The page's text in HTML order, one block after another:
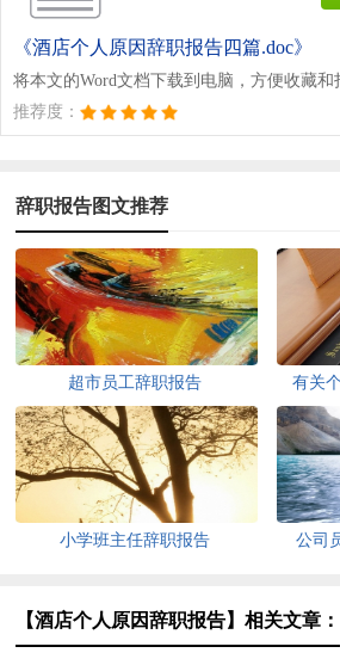
《酒店个人原因辞职报告四篇.doc》
将本文的Word文档下载到电脑，方便收藏和
推荐度：
辞职报告图文推荐
超市员工辞职报告 有关
小学班主任辞职报告 公司
【酒店个人原因辞职报告】相关文章：